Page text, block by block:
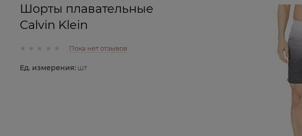
Шорты плавательные
Calvin Klein
Пока нет отзывов
Ед. измерения: шт